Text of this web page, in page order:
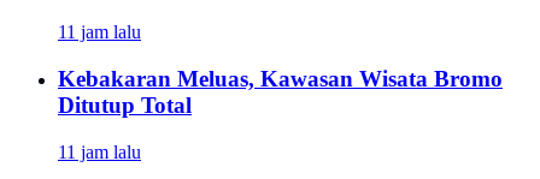
11 jam lalu
Kebakaran Meluas, Kawasan Wisata Bromo
Ditutup Total
11 jam lalu